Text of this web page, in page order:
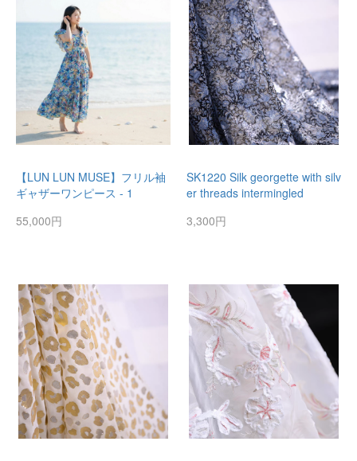
【LUN LUN MUSE】フリル袖
ギャザーワンピース - 1
55,000円
SK1220 Silk georgette with silv
er threads intermingled
3,300円